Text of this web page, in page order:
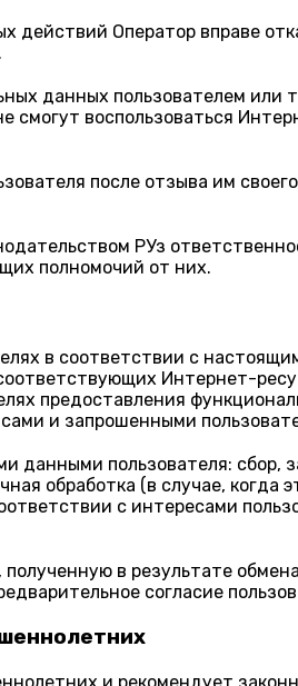
Оператор вправе
данных пользователем
смогут воспользоваться
после отзыва им
РУз
полномочий от них.
в соответствии с
Интернет-
предоставления
и запрошенными
пользователя: сбор,
обработка (в случае, когда
с интересами
в результате
согласие